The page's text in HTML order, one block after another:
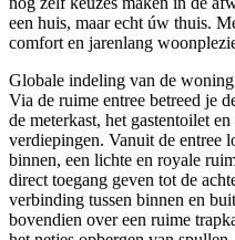
een huis, maar echt úw thuis.
comfort en jarenlang
Globale indeling van de woning
Via de ruime entree betreed je
de meterkast, het gastentoilet
verdiepingen. Vanuit de entree
binnen, een lichte en royale
direct toegang geven tot de
verbinding tussen binnen en
bovendien over een ruime